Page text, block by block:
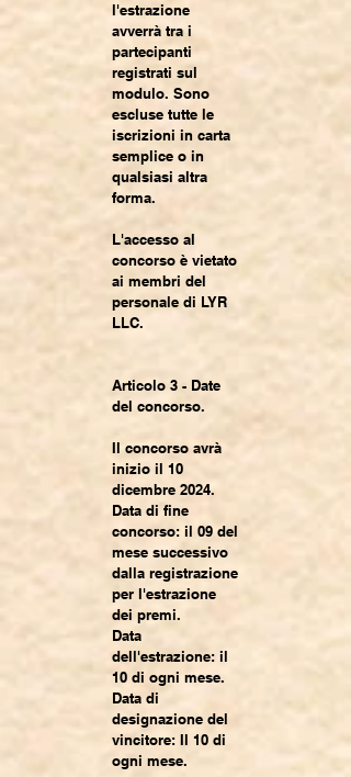
l'estrazione
avverrà tra i
partecipanti
registrati sul
modulo. Sono
escluse tutte le
iscrizioni in carta
semplice o in
qualsiasi altra
forma.
L'accesso al
concorso è vietato
ai membri del
personale di LYR
LLC.
Articolo 3 - Date
del concorso.
Il concorso avrà
inizio il 10
dicembre 2024.
Data di fine
concorso: il 09 del
mese successivo
dalla registrazione
per l'estrazione
dei premi.
Data
dell'estrazione: il
10 di ogni mese.
Data di
designazione del
vincitore: Il 10 di
ogni mese.